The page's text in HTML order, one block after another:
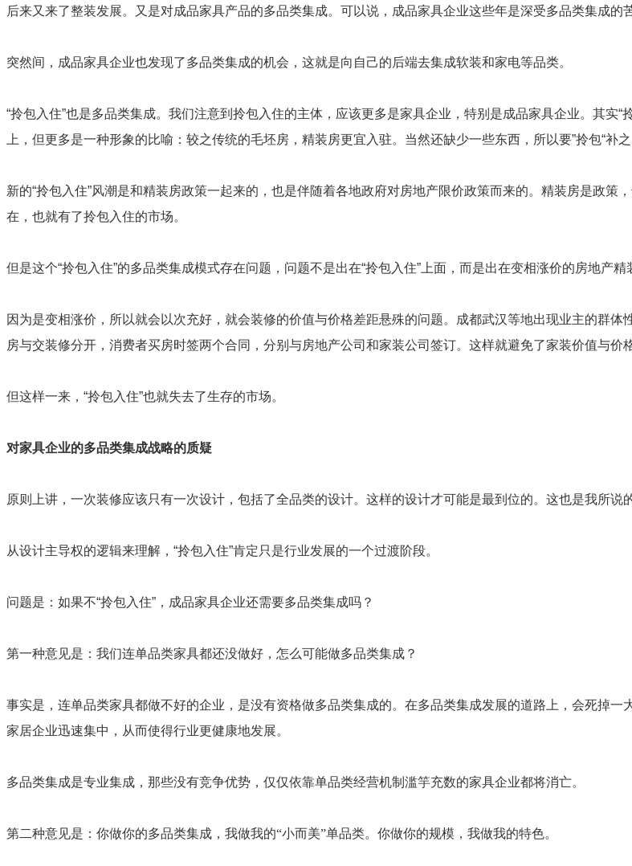
后来又来了整装发展。又是对成品家具产品的多品类集成。可以说，成品家具企业这些年是深受多品类集成的苦
突然间，成品家具企业也发现了多品类集成的机会，这就是向自己的后端去集成软装和家电等品类。
“拎包入住”也是多品类集成。我们注意到拎包入住的主体，应该更多是家具企业，特别是成品家具企业。其实“
上，但更多是一种形象的比喻：较之传统的毛坯房，精装房更宜入驻。当然还缺少一些东西，所以要”拎包“补之
新的“拎包入住”风潮是和精装房政策一起来的，也是伴随着各地政府对房地产限价政策而来的。精装房是政
在，也就有了拎包入住的市场。
但是这个“拎包入住”的多品类集成模式存在问题，问题不是出在“拎包入住”上面，而是出在变相涨价的房地产精
因为是变相涨价，所以就会以次充好，就会装修的价值与价格差距悬殊的问题。成都武汉等地出现业主的群
房与交装修分开，消费者买房时签两个合同，分别与房地产公司和家装公司签订。这样就避免了家装价值与价
但这样一来，“拎包入住”也就失去了生存的市场。
对家具企业的多品类集成战略的质疑
原则上讲，一次装修应该只有一次设计，包括了全品类的设计。这样的设计才可能是最到位的。这也是我所说
从设计主导权的逻辑来理解，“拎包入住”肯定只是行业发展的一个过渡阶段。
问题是：如果不“拎包入住”，成品家具企业还需要多品类集成吗？
第一种意见是：我们连单品类家具都还没做好，怎么可能做多品类集成？
事实是，连单品类家具都做不好的企业，是没有资格做多品类集成的。在多品类集成发展的道路上，会死掉
家居企业迅速集中，从而使得行业更健康地发展。
多品类集成是专业集成，那些没有竞争优势，仅仅依靠单品类经营机制滥竽充数的家具企业都将消亡。
第二种意见是：你做你的多品类集成，我做我的“小而美”单品类。你做你的规模，我做我的特色。